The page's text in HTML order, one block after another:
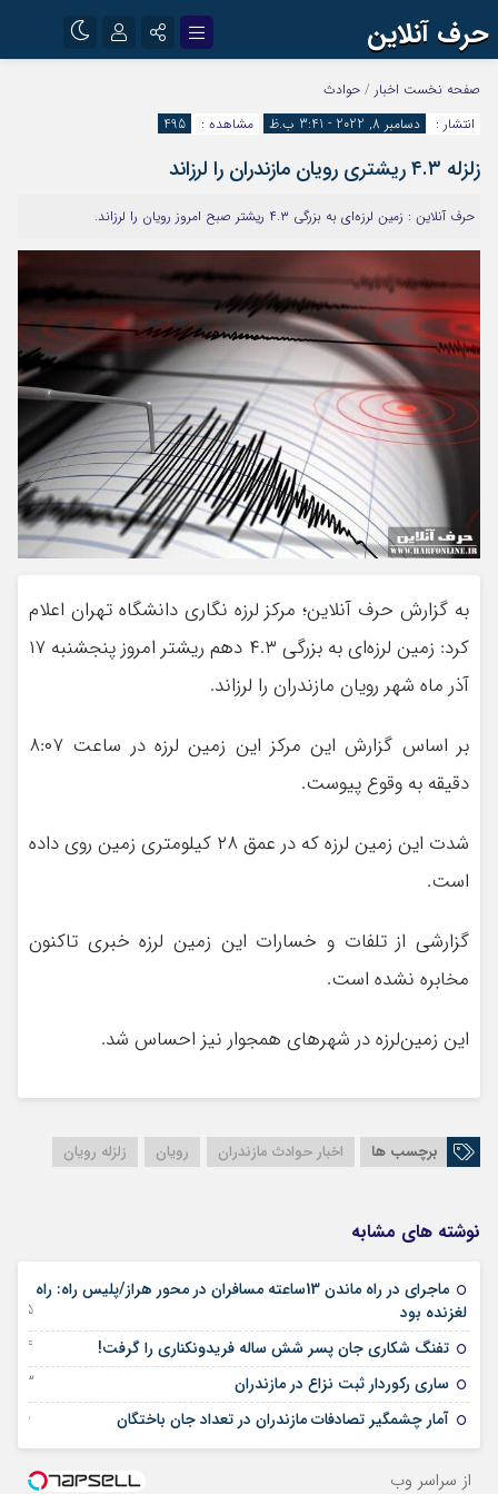
حرف آنلاین
اینستاگرام
آپارات
رمز عبور
مرا به خاطر بسپار
صفحه نخست اخبار / حوادث
انتشار :
دسامبر 8, 2022 - 3:41 ب.ظ مشاهده : 495
زلزله ۴.۳ ریشتری رویان مازندران را لرزاند
حرف آنلاین : زمین لرزه‌ای به بزرگی ۴.۳ ریشتر صبح امروز رویان را لرزاند.
به گزارش حرف آنلاین؛ مرکز لرزه نگاری دانشگاه تهران اعلام
کرد: زمین لرزه‌ای به بزرگی ۴.۳ دهم ریشتر امروز پنجشنبه ۱۷
آذر ماه شهر رویان مازندران را لرزاند.
بر اساس گزارش این مرکز این زمین لرزه در ساعت ۸:٠٧
دقیقه به وقوع پیوست.
شدت این زمین لرزه که در عمق ۲۸ کیلومتری زمین روی داده
است.
گزارشی از تلفات و خسارات این زمین لرزه خبری تاکنون
مخابره نشده است.
این زمين‌لرزه در شهرهای همجوار نیز احساس شد.
برچسب ها اخبار حوادث مازندران رویان زلزله رویان
نوشته های مشابه
ماجرای در راه ماندن 13ساعته مسافران در محور هراز/پلیس راه: راه
لغزنده بود
25 ژانویه 2024
تفنگ شکاری جان پسر شش ساله فریدونکناری را گرفت! 24 ژانویه 2024
ساری رکوردار ثبت نزاع در مازندران 23 ژانویه 2024
آمار چشمگیر تصادفات مازندران در تعداد جان باختگان 15 ژانویه 2024
از سراسر وب